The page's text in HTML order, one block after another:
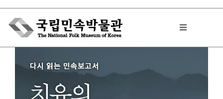
Skip
content
Toggle
박물관에서는